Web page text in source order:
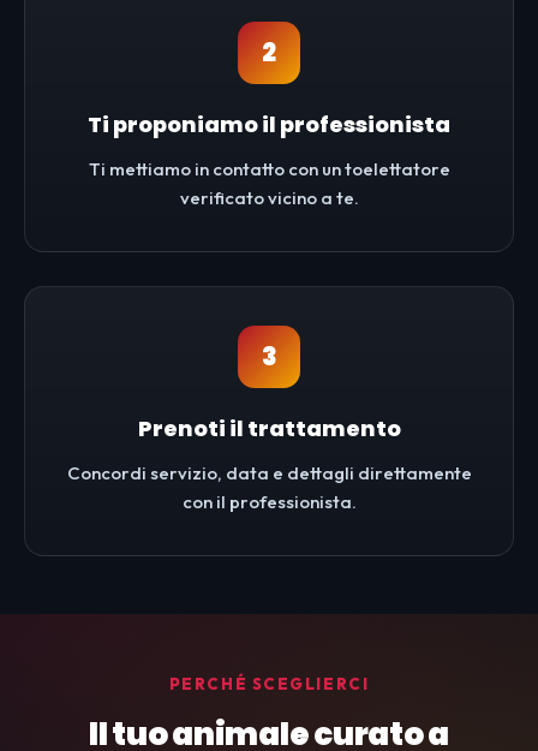
2
Ti proponiamo il professionista
Ti mettiamo in contatto con un toelettatore
verificato vicino a te.
3
Prenoti il trattamento
Concordi servizio, data e dettagli direttamente
con il professionista.
PERCHÉ SCEGLIERCI
Il tuo animale curato a